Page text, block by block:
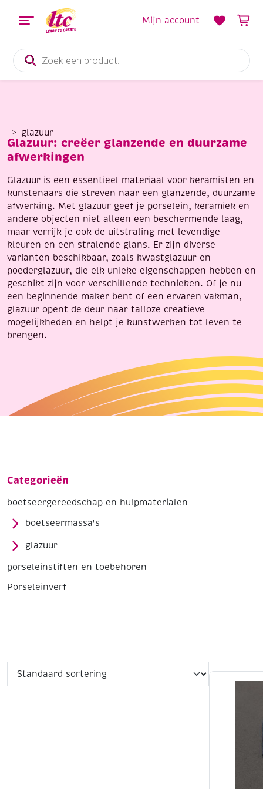
Producten
zoeken
Mijn account
glazuur
Glazuur: creëer glanzende en duurzame
afwerkingen
Glazuur is een essentieel materiaal voor keramisten en
kunstenaars die streven naar een glanzende, duurzame
afwerking. Met glazuur geef je porselein, keramiek en
andere objecten niet alleen een beschermende laag,
maar verrijk je ook de uitstraling met levendige
kleuren en een stralende glans. Er zijn diverse
varianten beschikbaar, zoals kwastglazuur en
poederglazuur, die elk unieke eigenschappen hebben en
geschikt zijn voor verschillende technieken. Of je nu
een beginnende maker bent of een ervaren vakman,
glazuur opent de deur naar talloze creatieve
mogelijkheden en helpt je kunstwerken tot leven te
brengen.
Categorieën
boetseergereedschap en hulpmaterialen
boetseermassa's
glazuur
porseleinstiften en toebehoren
Porseleinverf